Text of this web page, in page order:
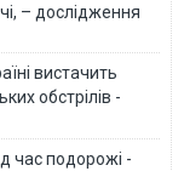
– дослідження
вистачить
обстрілів -
час подорожі -